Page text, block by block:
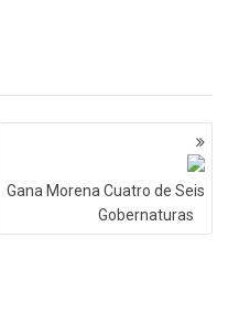
Gana Morena Cuatro de Seis
Gobernaturas